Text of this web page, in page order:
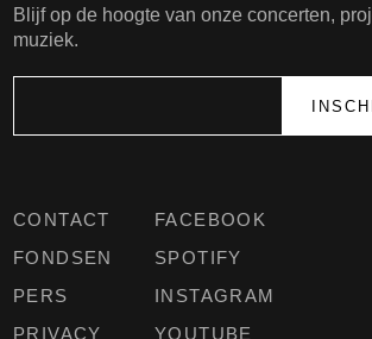
CONTACT
FONDSEN
PERS
PRIVACY
FACEBOOK
SPOTIFY
INSTAGRAM
YOUTUBE
Blijf op de hoogte van onze concerten,
muziek.